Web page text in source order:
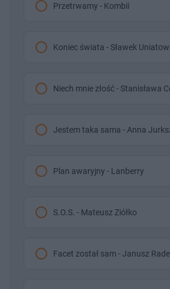
Przetrwamy - Kombii
Koniec świata - Sławek
Niech mnie złość - Stanisława
Jestem taka sama - Anna
Plan awaryjny - Lanberry
S.O.S. - Mateusz Ziółko
Facet został sam - Janusz